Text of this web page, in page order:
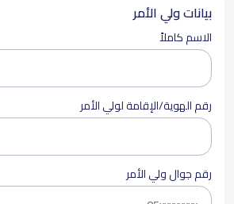
بيانات ولي الأمر
الاسم كاملاً
رقم الهوية/الإقامة لولي الأمر
رقم جوال ولي الأمر